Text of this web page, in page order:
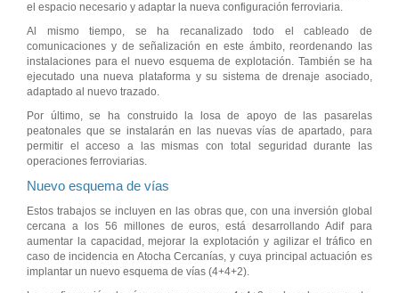
el espacio necesario y adaptar la nueva configuración ferroviaria.
Al mismo tiempo, se ha recanalizado todo el cableado de
comunicaciones y de señalización en este ámbito, reordenando las
instalaciones para el nuevo esquema de explotación. También se ha
ejecutado una nueva plataforma y su sistema de drenaje asociado,
adaptado al nuevo trazado.
Por último, se ha construido la losa de apoyo de las pasarelas
peatonales que se instalarán en las nuevas vías de apartado, para
permitir el acceso a las mismas con total seguridad durante las
operaciones ferroviarias.
Nuevo esquema de vías
Estos trabajos se incluyen en las obras que, con una inversión global
cercana a los 56 millones de euros, está desarrollando Adif para
aumentar la capacidad, mejorar la explotación y agilizar el tráfico en
caso de incidencia en Atocha Cercanías, y cuya principal actuación es
implantar un nuevo esquema de vías (4+4+2).